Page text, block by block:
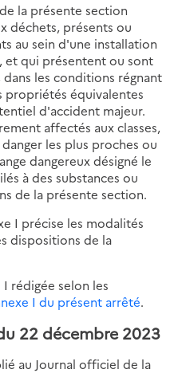
la présente section
déchets, présents ou
au sein d'une installation
et qui présentent ou sont
les conditions régnant
propriétés équivalentes
d'accident majeur.
affectés aux classes,
les plus proches ou
dangereux désigné le
à des substances ou
de la présente section.
I précise les modalités
dispositions de la
rédigée selon les
I du présent arrêté.
22 décembre 2023
au Journal officiel de la